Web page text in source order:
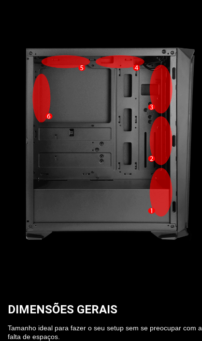
DIMENSÕES GERAIS
Tamanho ideal para fazer o seu setup sem se preocupar com a
falta de espaços.